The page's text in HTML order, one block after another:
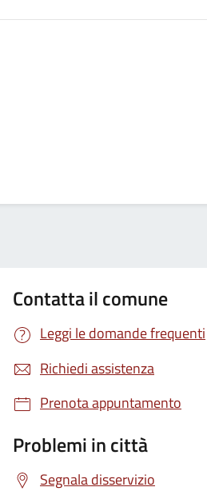
Contatta il comune
Leggi le domande frequenti
Richiedi assistenza
Prenota appuntamento
Problemi in città
Segnala disservizio